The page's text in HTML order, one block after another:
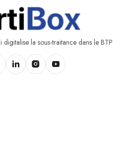
la sous-traitance dans le BTP